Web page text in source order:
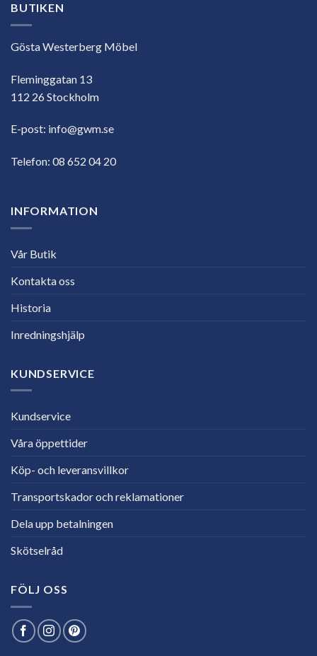
BUTIKEN
Gösta Westerberg Möbel
Fleminggatan 13
112 26 Stockholm
E-post: info@gwm.se
Telefon: 08 652 04 20
INFORMATION
Vår Butik
Kontakta oss
Historia
Inredningshjälp
KUNDSERVICE
Kundservice
Våra öppettider
Köp- och leveransvillkor
Transportskador och reklamationer
Dela upp betalningen
Skötselråd
FÖLJ OSS